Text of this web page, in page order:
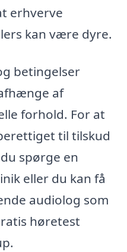
erhverve
kan være dyre.
betingelser
af
forhold. For at
til tilskud
spørge en
eller du kan få
audiolog som
høretest